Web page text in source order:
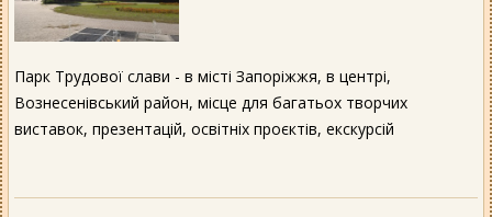
Парк Трудової слави - в місті Запоріжжя, в центрі,
Вознесенівський район, місце для багатьох творчих
виставок, презентацій, освітніх проєктів, екскурсій